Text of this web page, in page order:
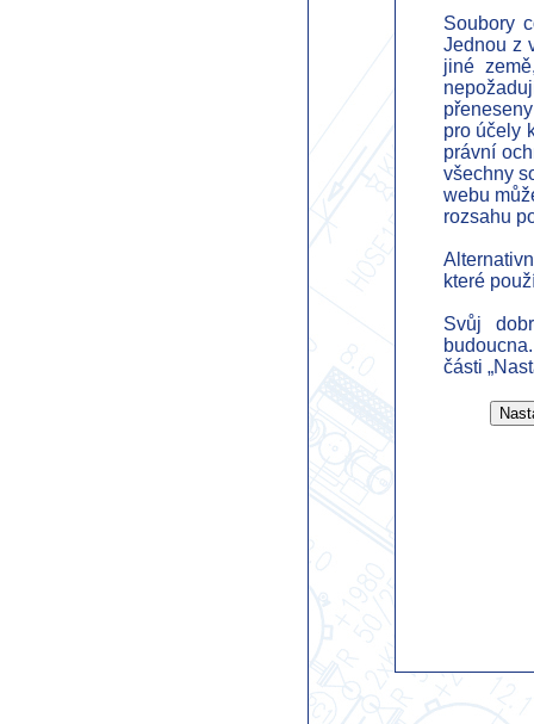
Praha 4 -
Soubory
Jednou z
jiné
pro účely
právní
všechny
webu
rozsahu
které
Svůj
části